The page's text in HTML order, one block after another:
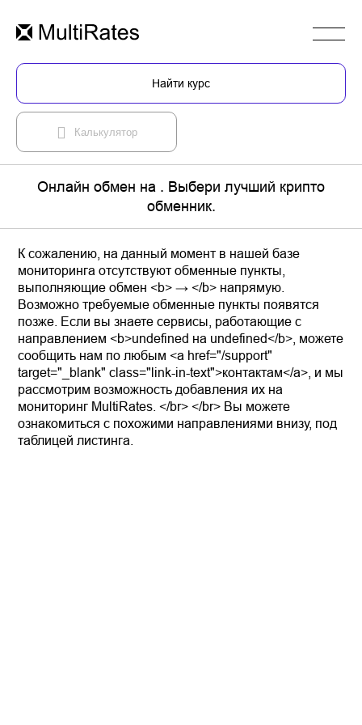
Найти курс
Калькулятор
Онлайн обмен на . Выбери лучший крипто
обменник.
К сожалению, на данный момент в нашей базе
мониторинга отсутствуют обменные пункты,
выполняющие обмен <b> → </b> напрямую.
Возможно требуемые обменные пункты появятся
позже. Если вы знаете сервисы, работающие с
направлением <b>undefined на undefined</b>, можете
сообщить нам по любым <a href="/support"
target="_blank" class="link-in-text">контактам</a>, и мы
рассмотрим возможность добавления их на
мониторинг MultiRates. </br> </br> Вы можете
ознакомиться с похожими направлениями внизу, под
таблицей листинга.